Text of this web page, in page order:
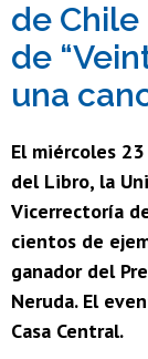
de
de
una
El miércoles
del Libro, la
Vicerrectoría
cientos de
ganador del
Neruda. El
Casa Central.